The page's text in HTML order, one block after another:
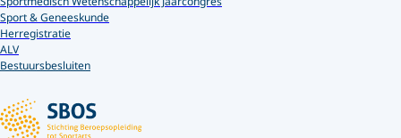
Sport & Geneeskunde
Herregistratie
ALV
Bestuursbesluiten